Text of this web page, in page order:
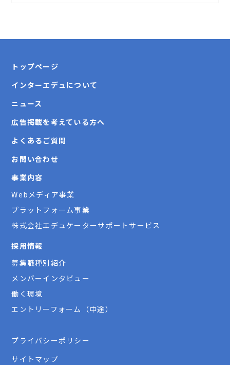
トップページ
インターエデュについて
ニュース
広告掲載を考えている方へ
よくあるご質問
お問い合わせ
事業内容
Webメディア事業
プラットフォーム事業
株式会社エデュケーターサポートサービス
採用情報
募集職種別紹介
メンバーインタビュー
働く環境
エントリーフォーム（中途）
プライバシーポリシー
サイトマップ